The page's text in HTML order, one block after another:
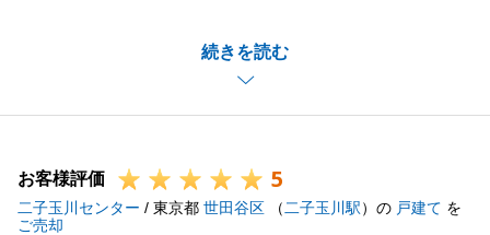
続きを読む
頼をする事が多くなってしまった中で迅速にご対応頂
ご売却の手続きは全て完了しておりますが、引き続き
お客様評価 5
二子玉川センター / 東京都 世田谷区 （ 二子玉川駅）の 戸建て を
ご売却